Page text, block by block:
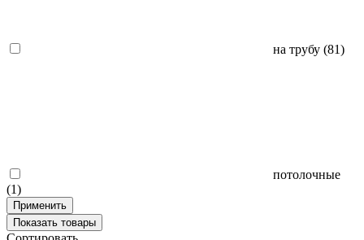
на трубу (81)
потолочные
(1)
Применить
Показать товары